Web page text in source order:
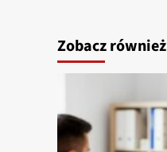
Zobacz również